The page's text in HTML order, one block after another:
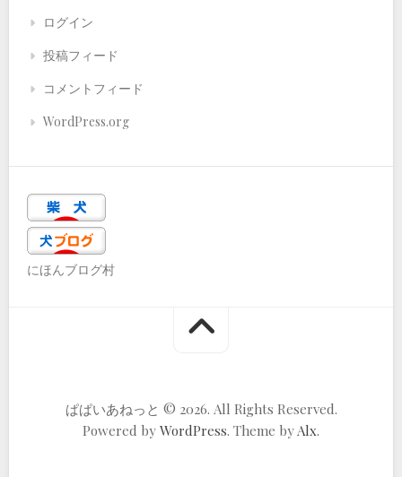
ログイン
投稿フィード
コメントフィード
WordPress.org
にほんブログ村
ぱぱいあねっと © 2026. All Rights Reserved.
Powered by WordPress. Theme by Alx.